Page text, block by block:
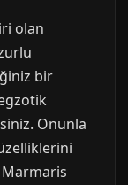
olan
bir
Onunla
Marmaris